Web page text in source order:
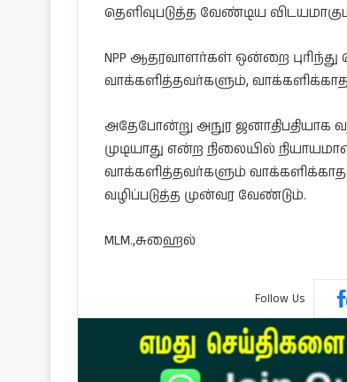
தெளிவுபடுத்த வேண்டிய
NPP ஆதரவாளர்கள் ஒன்றை
வாக்களித்தவர்களும்,
அதேபோன்று அநுர ஜனாதிபதியாக
முடியாது என்ற நிலையில்
வாக்களித்தவர்களும்
வழிப்படுத்த முன்வர வேண்டும்.
MLM.,சுஹைல்
Follow Us